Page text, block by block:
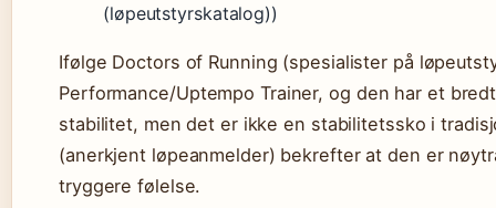
(løpeutstyrskatalog))
Ifølge Doctors of Running (spesialister på
Performance/Uptempo Trainer, og den har et
stabilitet, men det er ikke en stabilitetssko i
(anerkjent løpeanmelder) bekrefter at den er
tryggere følelse.